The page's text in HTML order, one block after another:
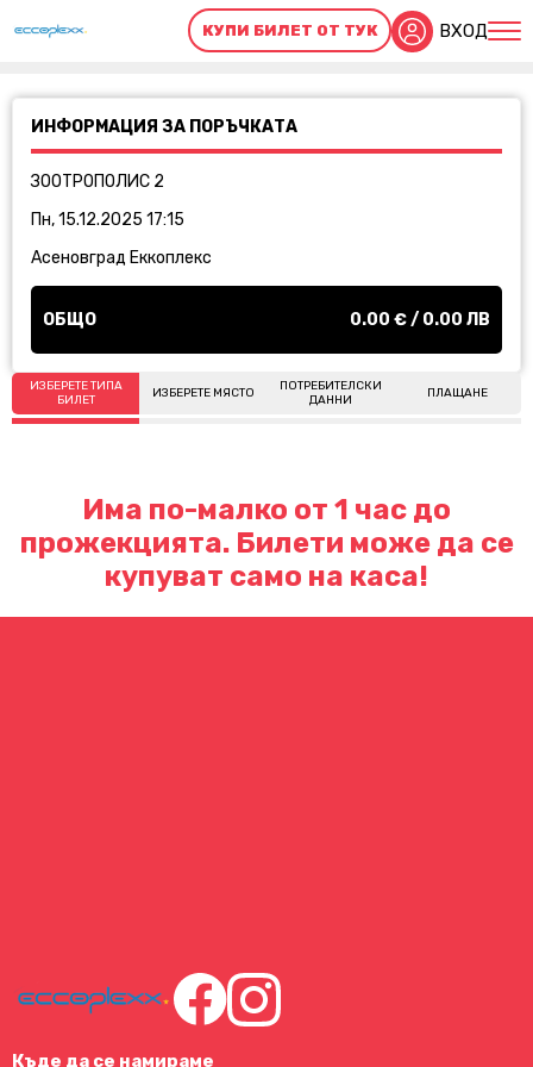
КУПИ БИЛЕТ ОТ ТУК ВХОД
ИНФОРМАЦИЯ ЗА ПОРЪЧКАТА
ЗООТРОПОЛИС 2
Пн, 15.12.2025 17:15
Асеновград Еккоплекс
ОБЩО 0.00 € / 0.00 ЛВ
ИЗБЕРЕТЕ ТИПА
БИЛЕТ
ИЗБЕРЕТЕ МЯСТО
ПОТРЕБИТЕЛСКИ
ДАННИ
ПЛАЩАНЕ
Има по-малко от 1 час до
прожекцията. Билети може да се
купуват само на каса!
Къде да се намираме